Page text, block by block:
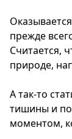
прежде
Считается,
природе,
А так-то
тишины и
моментом,